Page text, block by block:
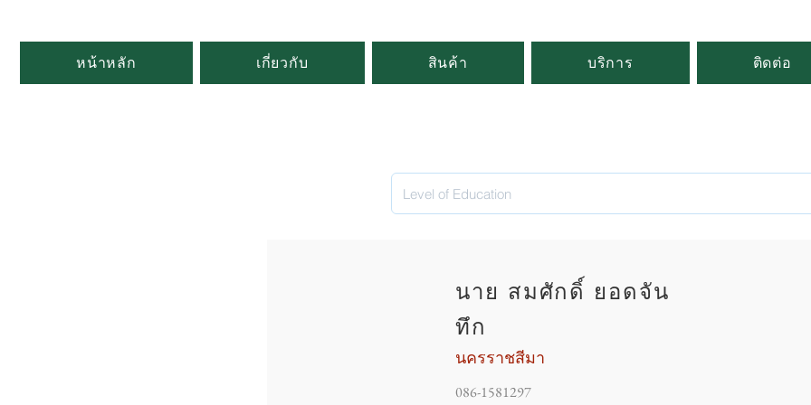
หน้าหลัก เกี่ยวกับ สินค้า บริการ ติดต่อ
นาย สมศักดิ์ ยอดจัน
ทึก
นครราชสีมา
086-1581297